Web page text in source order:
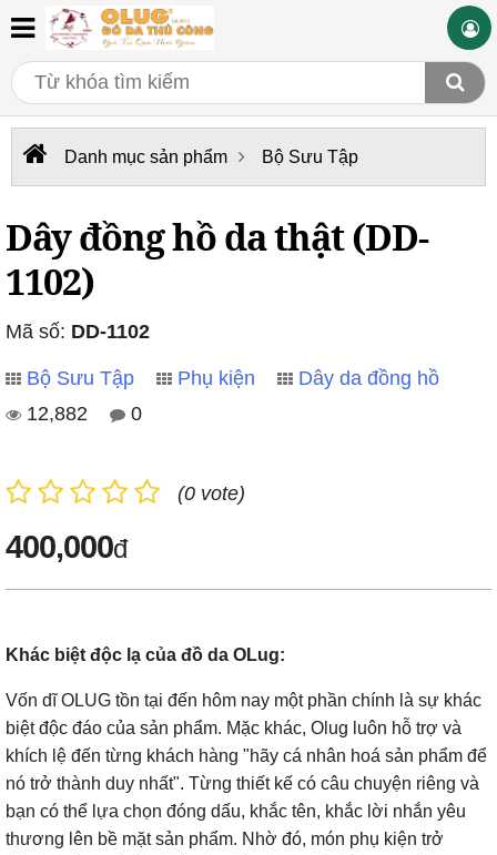
Danh mục sản phẩm Bộ Sưu Tập
Dây đồng hồ da thật (DD-
1102)
Mã số: DD-1102
Bộ Sưu Tập Phụ kiện
Dây da đồng hồ
12,882
0
(0 vote)
400,000đ
Khác biệt độc lạ của đồ da OLug:
Vốn dĩ OLUG tồn tại đến hôm nay một phần chính là sự khác
biệt độc đáo của sản phẩm. Mặc khác, Olug luôn hỗ trợ và
khích lệ đến từng khách hàng "hãy cá nhân hoá sản phẩm để
nó trở thành duy nhất". Từng thiết kế có câu chuyện riêng và
bạn có thể lựa chọn đóng dấu, khắc tên, khắc lời nhắn yêu
thương lên bề mặt sản phẩm. Nhờ đó, món phụ kiện trở